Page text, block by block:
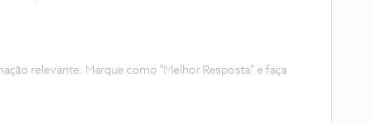
relevante. Marque como "Melhor Resposta" e faça